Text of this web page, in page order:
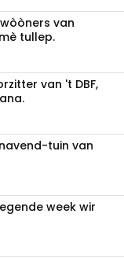
van
tullep.
van 't DBF,
tuin van
week wir